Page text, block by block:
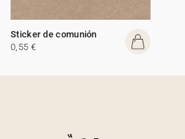
Sticker de comunión
0,55 €